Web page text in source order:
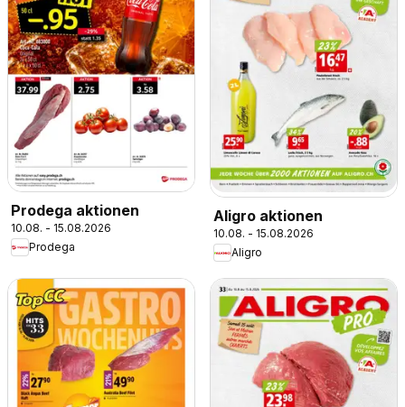
Prodega aktionen
10.08. - 15.08.2026
Prodega
Aligro aktionen
10.08. - 15.08.2026
Aligro